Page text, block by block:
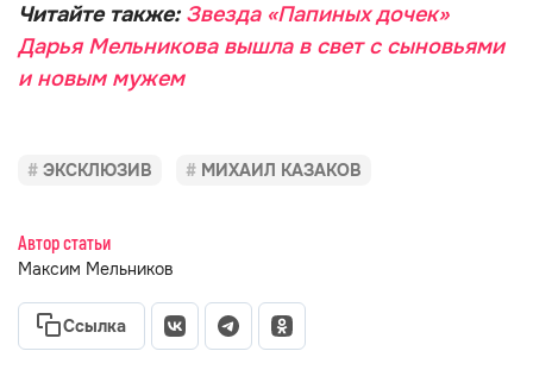
Читайте также: Звезда «Папиных дочек»
Дарья Мельникова вышла в свет с сыновьями
и новым мужем
ЭКСКЛЮЗИВ МИХАИЛ КАЗАКОВ
Автор статьи
Максим Мельников
Ссылка